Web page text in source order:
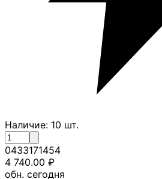
Наличие: 10 шт.
0433171454
4 740.00 ₽
обн. сегодня